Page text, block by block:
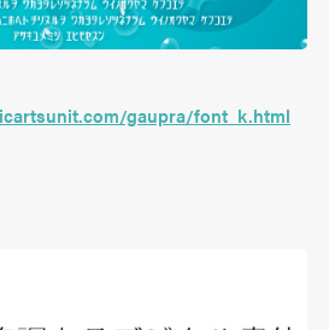
gaupra/font_k.html